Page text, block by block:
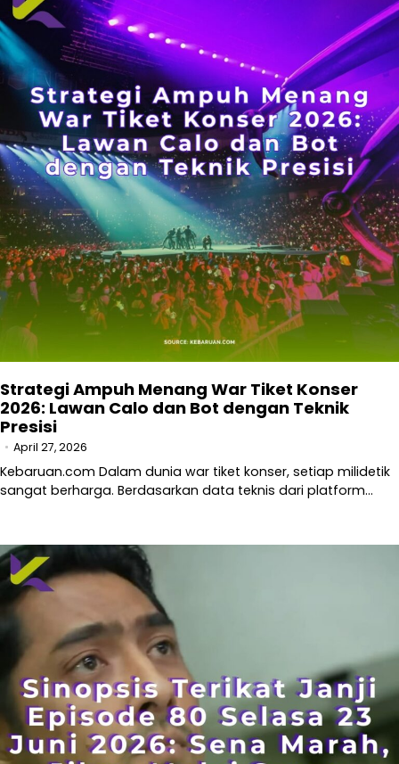
Strategi Ampuh Menang War Tiket Konser
2026: Lawan Calo dan Bot dengan Teknik
Presisi
April 27, 2026
Kebaruan.com Dalam dunia war tiket konser, setiap milidetik
sangat berharga. Berdasarkan data teknis dari platform…